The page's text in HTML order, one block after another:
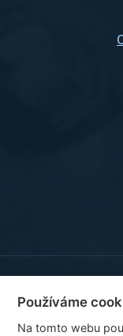
©
Používáme
Na tomto webu